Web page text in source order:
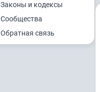
Законы и кодексы
Сообщества
Обратная связь